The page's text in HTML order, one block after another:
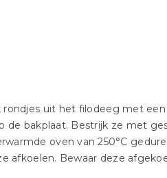
uit het filodeeg met
de bakplaat. Bestrijk ze met
oven van 250°C
afkoelen. Bewaar deze